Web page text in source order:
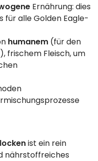
Ernährung: dies
für alle Golden Eagle-
humanem (für den
frischem Fleisch, um
ist ein rein
nährstoffreiches